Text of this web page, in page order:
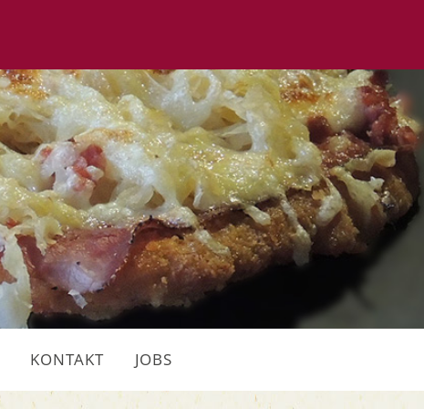
KONTAKT JOBS